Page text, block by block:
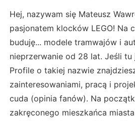
Hej, nazywam się Mateusz
pasjonatem klocków LEGO! Na
buduję... modele tramwajów i
nieprzerwanie od 28 lat. Jeśli
Profile o takiej nazwie
zainteresowaniami, pracą i
cuda (opinia fanów). Na
zakręconego mieszkańca